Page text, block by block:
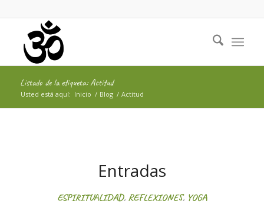
Listado de la etiqueta: Actitud
Usted está aquí: Inicio / Blog / Actitud
Entradas
ESPIRITUALIDAD, REFLEXIONES, YOGA